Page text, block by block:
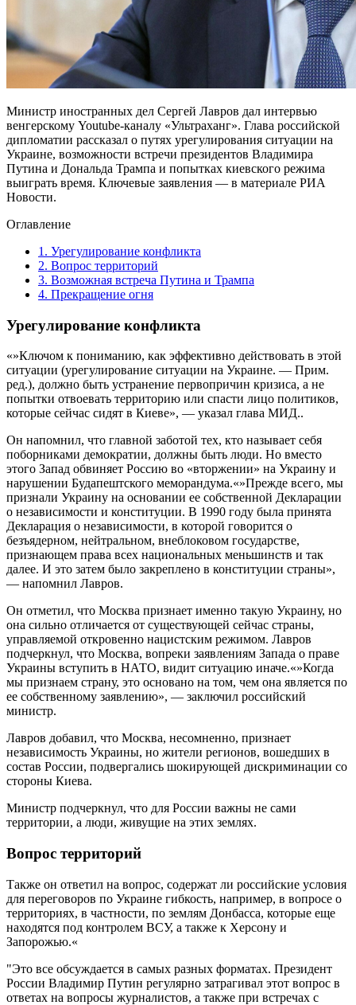
Министр иностранных дел Сергей Лавров дал интервью
венгерскому Youtube-каналу «Ультраханг». Глава российской
дипломатии рассказал о путях урегулирования ситуации на
Украине, возможности встречи президентов Владимира
Путина и Дональда Трампа и попытках киевского режима
выиграть время. Ключевые заявления — в материале РИА
Новости.
Оглавление
1. Урегулирование конфликта
2. Вопрос территорий
3. Возможная встреча Путина и Трампа
4. Прекращение огня
Урегулирование конфликта
«»Ключом к пониманию, как эффективно действовать в этой
ситуации (урегулирование ситуации на Украине. — Прим.
ред.), должно быть устранение первопричин кризиса, а не
попытки отвоевать территорию или спасти лицо политиков,
которые сейчас сидят в Киеве», — указал глава МИД..
Он напомнил, что главной заботой тех, кто называет себя
поборниками демократии, должны быть люди. Но вместо
этого Запад обвиняет Россию во «вторжении» на Украину и
нарушении Будапештского меморандума.«»Прежде всего, мы
признали Украину на основании ее собственной Декларации
о независимости и конституции. В 1990 году была принята
Декларация о независимости, в которой говорится о
безъядерном, нейтральном, внеблоковом государстве,
признающем права всех национальных меньшинств и так
далее. И это затем было закреплено в конституции страны»,
— напомнил Лавров.
Он отметил, что Москва признает именно такую Украину, но
она сильно отличается от существующей сейчас страны,
управляемой откровенно нацистским режимом. Лавров
подчеркнул, что Москва, вопреки заявлениям Запада о праве
Украины вступить в НАТО, видит ситуацию иначе.«»Когда
мы признаем страну, это основано на том, чем она является по
ее собственному заявлению», — заключил российский
министр.
Лавров добавил, что Москва, несомненно, признает
независимость Украины, но жители регионов, вошедших в
состав России, подвергались шокирующей дискриминации со
стороны Киева.
Министр подчеркнул, что для России важны не сами
территории, а люди, живущие на этих землях.
Вопрос территорий
Также он ответил на вопрос, содержат ли российские условия
для переговоров по Украине гибкость, например, в вопросе о
территориях, в частности, по землям Донбасса, которые еще
находятся под контролем ВСУ, а также к Херсону и
Запорожью.«
"Это все обсуждается в самых разных форматах. Президент
России Владимир Путин регулярно затрагивал этот вопрос в
ответах на вопросы журналистов, а также при встречах с